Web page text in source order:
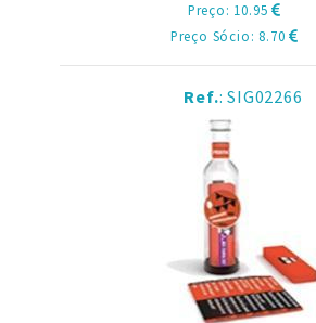
Preço: 10.95
Preço Sócio: 8.70
Ref.: SIG02266